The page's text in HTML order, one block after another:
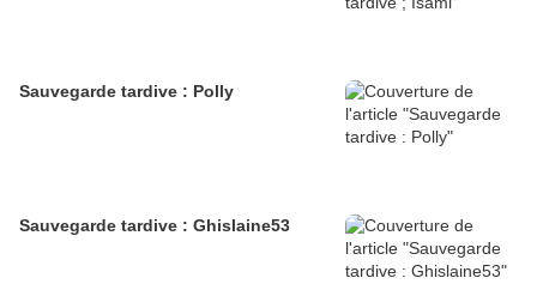
Sauvegarde tardive : Polly
Sauvegarde tardive : Ghislaine53